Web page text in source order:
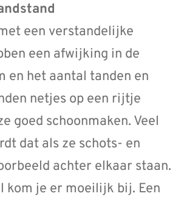
een verstandelijke
een afwijking in de
en het aantal tanden en
netjes op een rijtje
goed schoonmaken. Veel
dat als ze schots- en
achter elkaar staan.
kom je er moeilijk bij. Een